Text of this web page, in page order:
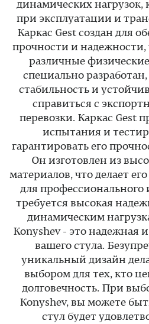
динамических нагрузок,
при эксплуатации и
Каркас Gest создан для
прочности и
различные
специально
стабильность и
справиться с
перевозки. Каркас Gest
испытания и
гарантировать его
Он изготовлен из
материалов, что делает
для профессионального
требуется высокая
динамическим
Konyshev - это надежная
вашего стула.
уникальный дизайн
выбором для тех, кто
долговечность. При
Konyshev, вы можете
стул будет